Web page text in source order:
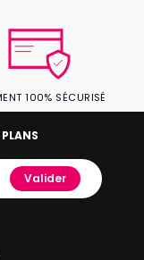
100% SÉCURISÉ
Valider